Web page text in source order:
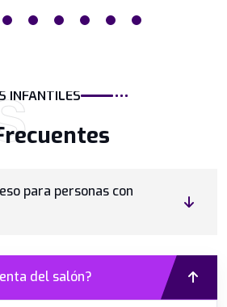
INFANTILES
para personas con
del salón?